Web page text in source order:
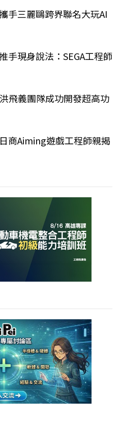
手三麗鷗跨界聯名大玩AI
手現身說法：SEGA工程師
飛義團隊成功開發超高功
商Aiming遊戲工程師親揭